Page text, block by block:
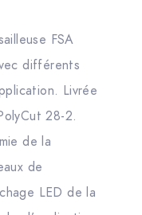
FSA
différents
Livrée
28-2.
de la
de
LED de la